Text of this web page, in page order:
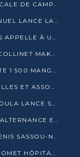
GOMA TSÉ-TSÉ : LA DIRECTION LOCALE DE CAMPAGNE INTENSIFIE LA SENSIBILISATION DANS LES VILLAGES
MAKOUA : DELPHINE ÉDITH EMMANUEL LANCE LA CAMPAGNE POUR DENIS SASSOU-N’GUESSO
À MAKÉLÉKÉLÉ 1, LANDRY KOLELAS APPELLE À UNE MOBILISATION MASSIVE EN FAVEUR DE DENIS SASSOU-N’GUESSO
PRÉSIDENTIELLE 2026 : ANATOLE COLLINET MAKOSSO DÉFEND LE PROJET DE SOCIÉTÉ DE DENIS SASSOU NGUESSO
ENVIRONNEMENT : MAURICE PLANTE 1 500 MANGROVES POUR HONORER WANGARI MAATHAI
PRÉSIDENTIELLE 2026 : LES MUTUELLES ET ASSOCIATIONS S’IMPLIQUENT DANS LA CAMPAGNE ÉLECTORALE À TIÉ-TIÉ 2 (POINTE-NOIRE)
PRÉSIDENTIELLE 2026 : DAVE MAFOULA LANCE SA « VAGUE DU NOUVEAU DÉPART » À IMPFONDO
OYO : DESTIN GAVET APPELLE À L’ALTERNANCE ET À LA RESPONSABILITÉ DE LA JEUNESSE
PRÉSIDENTIELLE 2026 : À SIBITI, DENIS SASSOU-N’GUESSO PARIE SUR LES RESSOURCES DE LA LEKOUMOU
À EWO, DESTIN GAVET ELENGO PROMET HÔPITAL, CHEMIN DE FER ET AUDIT DES FINANCES PUBLIQUES